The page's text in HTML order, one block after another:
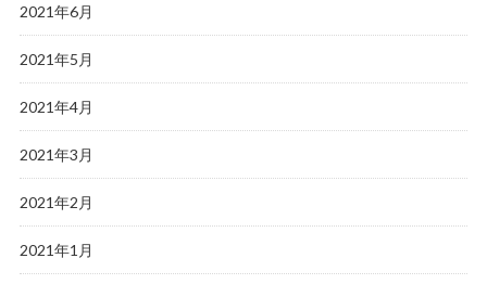
2021年6月
2021年5月
2021年4月
2021年3月
2021年2月
2021年1月